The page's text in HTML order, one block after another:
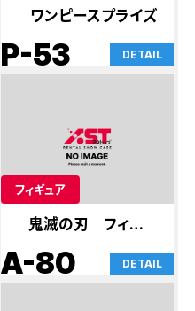
ワンピースプライズ
P-53 DETAIL
フィギュア
鬼滅の刃 フィギュ
ア
A-80 DETAIL